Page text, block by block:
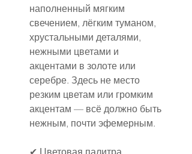
наполненный мягким
свечением, лёгким туманом,
хрустальными деталями,
нежными цветами и
акцентами в золоте или
серебре. Здесь не место
резким цветам или громким
акцентам — всё должно быть
нежным, почти эфемерным.
✔ Цветовая палитра